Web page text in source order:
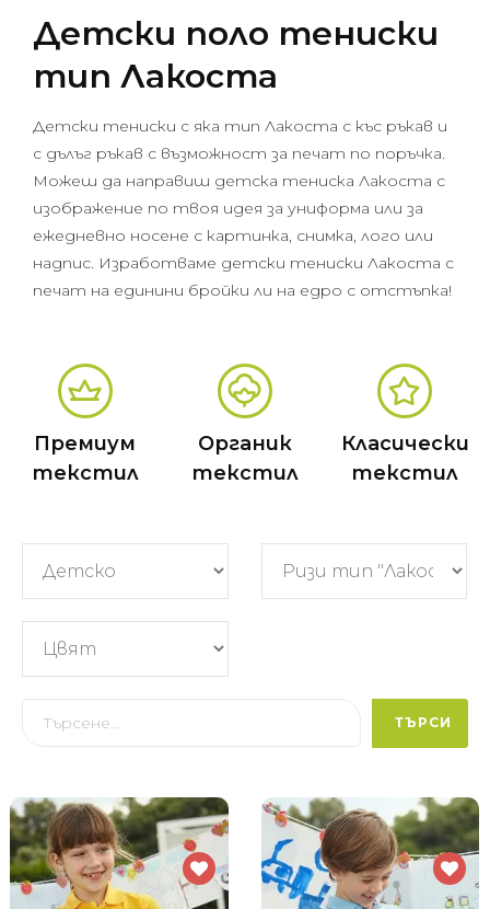
Детски поло тениски
тип Лакоста
Детски тениски с яка тип Лакоста с къс ръкав и
с дълъг ръкав с възможност за печат по поръчка.
Можеш да направиш детска тениска Лакоста с
изображение по твоя идея за униформа или за
ежедневно носене с картинка, снимка, лого или
надпис. Изработваме детски тениски Лакоста с
печат на единини бройки ли на едро с отстъпка!
Премиум
текстил
Органик
текстил
Класически
текстил
ТЪРСИ